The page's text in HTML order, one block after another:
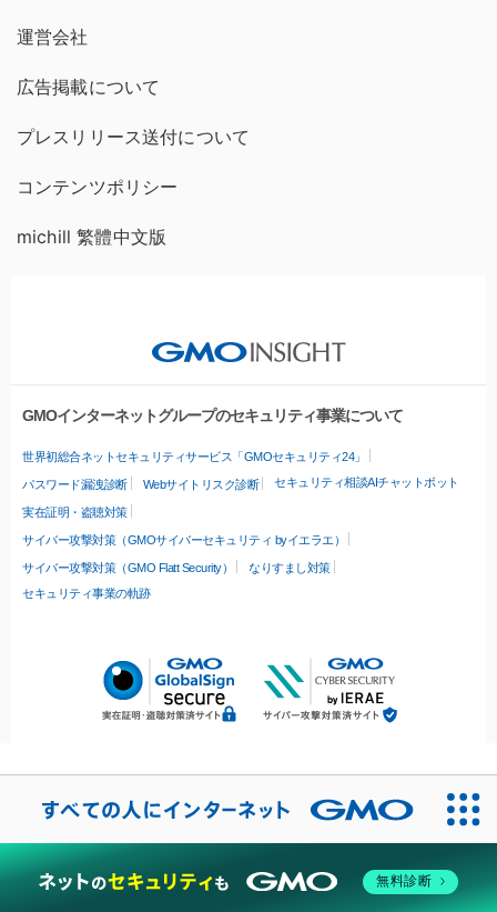
運営会社
広告掲載について
プレスリリース送付について
コンテンツポリシー
michill 繁體中文版
GMOインターネットグループのセキュリティ事業について
世界初総合ネットセキュリティサービス「GMOセキュリティ24」
パスワード漏洩診断 Webサイトリスク診断 セキュリティ相談AIチャットボット
実在証明・盗聴対策
サイバー攻撃対策（GMOサイバーセキュリティ byイエラエ）
サイバー攻撃対策（GMO Flatt Security）
なりすまし対策
セキュリティ事業の軌跡
無料診断